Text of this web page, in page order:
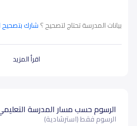
اقرأ المزيد
بيانات المدرسة تحتاج لتصحيح ؟شارك بتصحيح
الرسوم حسب مسار المدرسة
الرسوم فقط (استرشادية)